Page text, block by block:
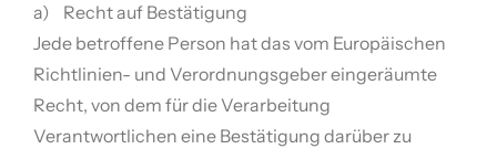
a) Recht auf Bestätigung
Jede betroffene Person hat das vom Europäischen
Richtlinien- und Verordnungsgeber eingeräumte
Recht, von dem für die Verarbeitung
Verantwortlichen eine Bestätigung darüber zu